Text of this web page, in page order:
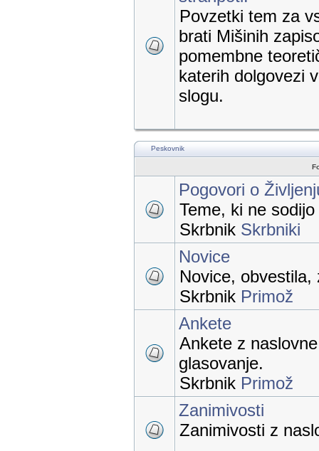
Povzetki tem za
brati Mišinih
pomembne
katerih dolgovezi
slogu.
Peskovnik
Pogovori o
Teme, ki ne
Skrbnik Skrbniki
Novice
Novice, obvestila,
Skrbnik Primož
Ankete
Ankete z
glasovanje.
Skrbnik Primož
Zanimivosti
Zanimivosti z